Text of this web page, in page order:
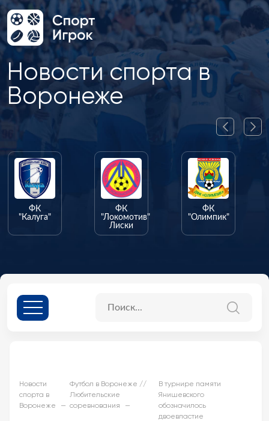
Новости спорта в
Воронеже
ФК
"Калуга"
ФК
"Локомотив"
Лиски
ФК
"Олимпик"
Новости
спорта в
Воронеже
Футбол в Воронеже //
Любительские
соревнования
В турнире памяти
Янишевского
обозначилось
двоевластие